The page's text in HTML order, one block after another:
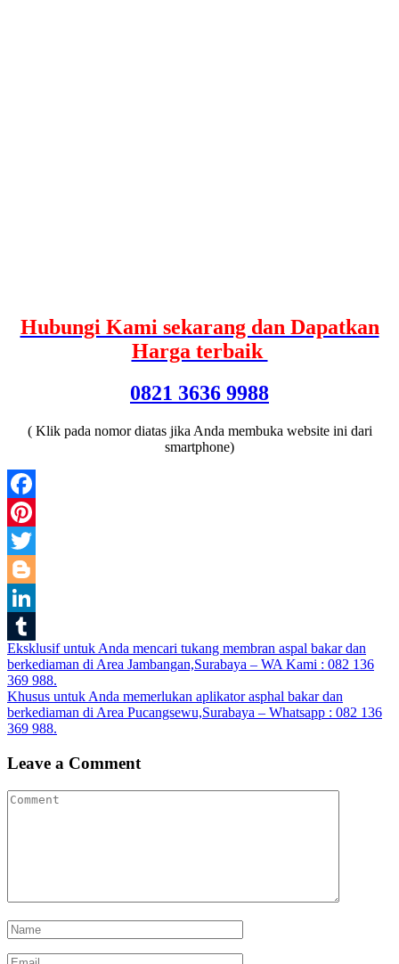
Hubungi Kami sekarang dan Dapatkan
Harga terbaik
0821 3636 9988
( Klik pada nomor diatas jika Anda membuka website ini dari
smartphone)
Facebook
Pinterest
Twitter
Blogger
LinkedIn
Tumblr
Post
navigation
Eksklusif untuk Anda mencari tukang membran aspal bakar dan
berkediaman di Area Jambangan,Surabaya – WA Kami : 082 136
369 988.
Khusus untuk Anda memerlukan aplikator asphal bakar dan
berkediaman di Area Pucangsewu,Surabaya – Whatsapp : 082 136
369 988.
Leave a Comment